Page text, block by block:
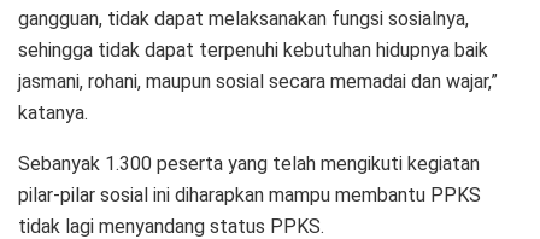
gangguan, tidak dapat melaksanakan fungsi sosialnya,
sehingga tidak dapat terpenuhi kebutuhan hidupnya baik
jasmani, rohani, maupun sosial secara memadai dan wajar,”
katanya.
Sebanyak 1.300 peserta yang telah mengikuti kegiatan
pilar-pilar sosial ini diharapkan mampu membantu PPKS
tidak lagi menyandang status PPKS.